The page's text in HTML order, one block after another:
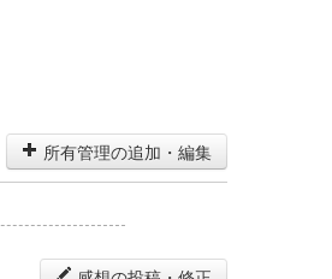
所有管理の追加・編集